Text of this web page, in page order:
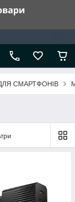
СМАРТФОНІВ